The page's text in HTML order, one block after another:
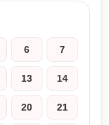
6 7
13 14
20 21